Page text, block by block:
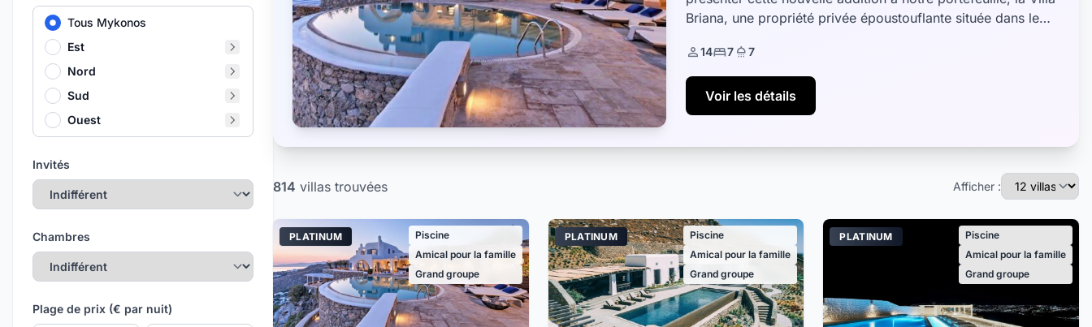
Tous Mykonos
Est
Nord
Sud
Ouest
Invités
Chambres
Plage de prix (€ par nuit)
Briana, une propriété privée époustouflante située dans le
14 7 7
Voir les détails
814 villas trouvées Afficher :
PLATINUM
Piscine
Amical pour la famille
Grand groupe
PLATINUM
Piscine
Amical pour la famille
Grand groupe
PLATINUM
Piscine
Amical pour la famille
Grand groupe